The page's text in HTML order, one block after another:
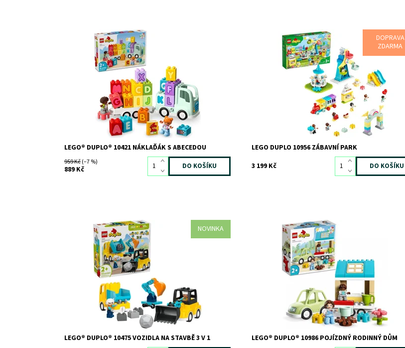
Náklaďák LEGO® DUPLO® malým dětem pomůže naučit
se písmenka
Dostupnost:
Skladem3
LEGO
LEGO® DUPLO® 10421 NÁKLAĎÁK S ABECEDOU
959 Kč(–7 %)
889 Kč
DOPRAVA
ZDARMA
Švanda s rodinou v zábavním parku
Dostupnost:
Skladem1
8596
LEGO
LEGO DUPLO 10956 ZÁBAVNÍ PARK
3 199 Kč
NOVINKA
Nastartujte kreativitu svých ratolestí se stavebnicí
LEGO® DUPLO® Město Vozidla na stavbě 3 v 1 (10475),
která představuje skvělý dárek pro děti od 2 let. Děti si
užijí velkou porci zábavy při skládání a přestavování
hned 6 různých variant vozidel.
Dostupnost:
Skladem
>3
12764
LEGO
LEGO® DUPLO® 10475 VOZIDLA NA STAVBĚ 3 V 1
Pojízdný dům s modelem auta děti inspiruje k
dobrodružnému hraní
Dostupnost:
Skladem2
10518
LEGO
LEGO® DUPLO® 10986 POJÍZDNÝ RODINNÝ DŮM